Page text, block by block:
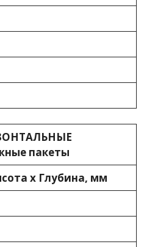
пакеты
х Глубина, мм